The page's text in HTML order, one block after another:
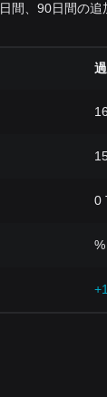
、90日間の
0
%